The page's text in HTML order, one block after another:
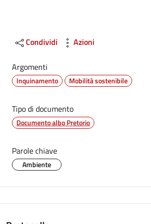
Condividi Azioni
Argomenti
Inquinamento Mobilità sostenibile
Tipo di documento
Documento albo Pretorio
Parole chiave
Ambiente